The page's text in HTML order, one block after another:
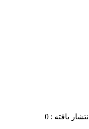
انتشار یافته : 0